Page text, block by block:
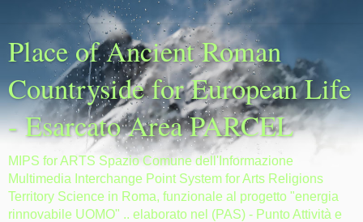
Place of Ancient Roman
Countryside for European Life
- Esarcato Area PARCEL
MIPS for ARTS Spazio Comune dell'Informazione
Multimedia Interchange Point System for Arts Religions
Territory Science in Roma, funzionale al progetto "energia
rinnovabile UOMO" .. elaborato nel (PAS) - Punto Attività e